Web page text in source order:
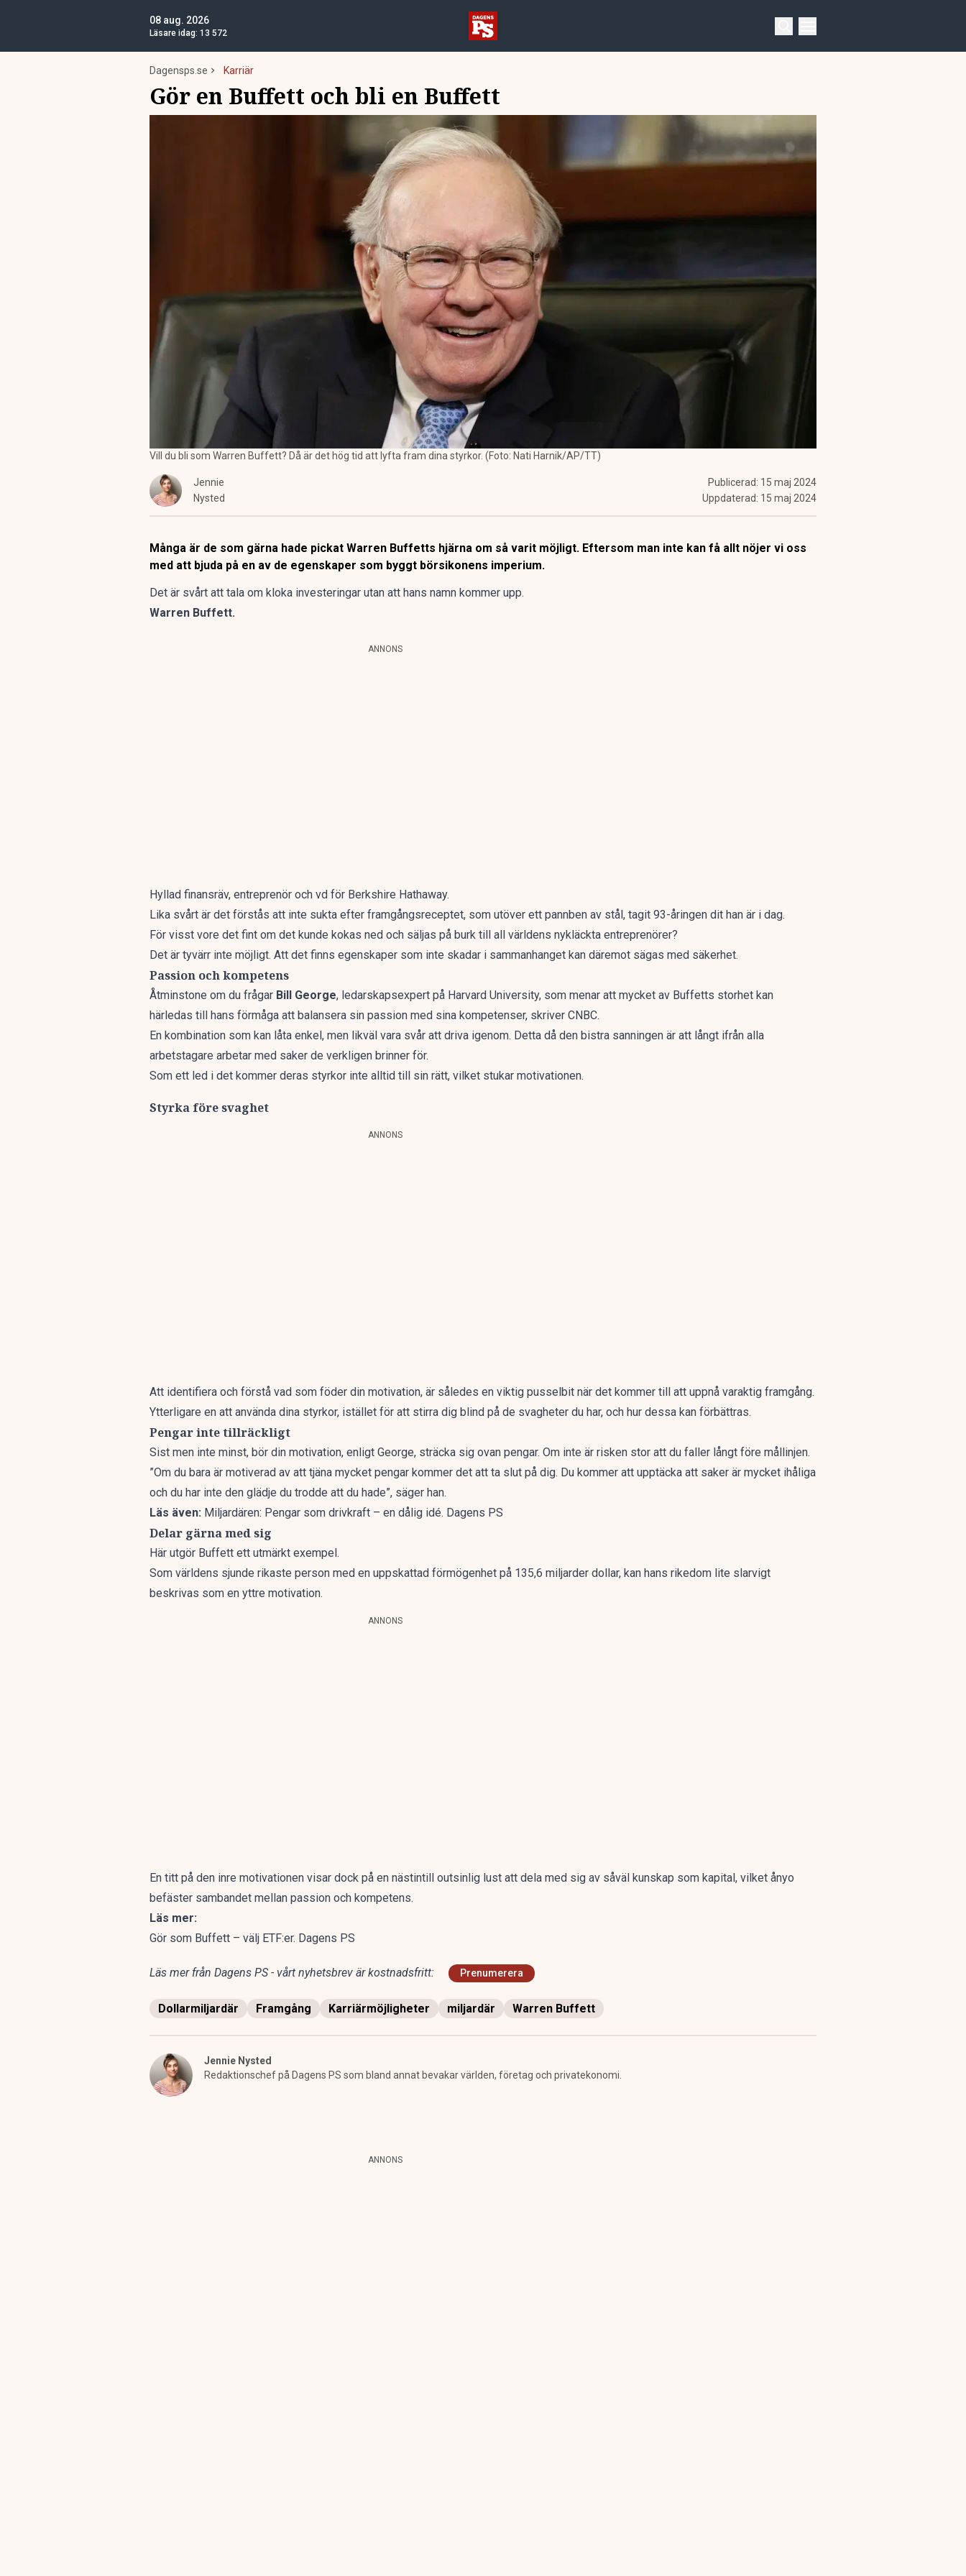
08 aug. 2026
Läsare idag: 13 572
Dagensps.se Karriär
Gör en Buffett och bli en Buffett
Vill du bli som Warren Buffett? Då är det hög tid att lyfta fram dina styrkor. (Foto: Nati Harnik/AP/TT)
Jennie
Nysted
Publicerad: 15 maj 2024
Uppdaterad: 15 maj 2024
Många är de som gärna hade pickat Warren Buffetts hjärna om så varit möjligt. Eftersom man inte kan få allt nöjer vi oss
med att bjuda på en av de egenskaper som byggt börsikonens imperium.
Det är svårt att tala om kloka investeringar utan att hans namn kommer upp.
Warren Buffett.
ANNONS
Hyllad finansräv, entreprenör och vd för Berkshire Hathaway.
Lika svårt är det förstås att inte sukta efter framgångsreceptet, som utöver ett pannben av stål, tagit 93-åringen dit han är i dag.
För visst vore det fint om det kunde kokas ned och säljas på burk till all världens nykläckta entreprenörer?
Det är tyvärr inte möjligt. Att det finns egenskaper som inte skadar i sammanhanget kan däremot sägas med säkerhet.
Passion och kompetens
Åtminstone om du frågar Bill George, ledarskapsexpert på Harvard University, som menar att mycket av Buffetts storhet kan
härledas till hans förmåga att balansera sin passion med sina kompetenser, skriver CNBC.
En kombination som kan låta enkel, men likväl vara svår att driva igenom. Detta då den bistra sanningen är att långt ifrån alla
arbetstagare arbetar med saker de verkligen brinner för.
Som ett led i det kommer deras styrkor inte alltid till sin rätt, vilket stukar motivationen.
Styrka före svaghet
ANNONS
Att identifiera och förstå vad som föder din motivation, är således en viktig pusselbit när det kommer till att uppnå varaktig framgång.
Ytterligare en att använda dina styrkor, istället för att stirra dig blind på de svagheter du har, och hur dessa kan förbättras.
Pengar inte tillräckligt
Sist men inte minst, bör din motivation, enligt George, sträcka sig ovan pengar. Om inte är risken stor att du faller långt före mållinjen.
”Om du bara är motiverad av att tjäna mycket pengar kommer det att ta slut på dig. Du kommer att upptäcka att saker är mycket ihåliga
och du har inte den glädje du trodde att du hade”, säger han.
Läs även: Miljardären: Pengar som drivkraft – en dålig idé. Dagens PS
Delar gärna med sig
Här utgör Buffett ett utmärkt exempel.
Som världens sjunde rikaste person med en uppskattad förmögenhet på 135,6 miljarder dollar, kan hans rikedom lite slarvigt
beskrivas som en yttre motivation.
ANNONS
En titt på den inre motivationen visar dock på en nästintill outsinlig lust att dela med sig av såväl kunskap som kapital, vilket ånyo
befäster sambandet mellan passion och kompetens.
Läs mer:
Gör som Buffett – välj ETF:er. Dagens PS
Läs mer från Dagens PS - vårt nyhetsbrev är kostnadsfritt: Prenumerera
Dollarmiljardär Framgång Karriärmöjligheter miljardär Warren Buffett
Jennie Nysted
Redaktionschef på Dagens PS som bland annat bevakar världen, företag och privatekonomi.
ANNONS